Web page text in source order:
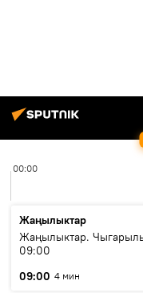
00:00
Жаңылыктар
Жаңылыктар.
09:00
09:00 4 мин